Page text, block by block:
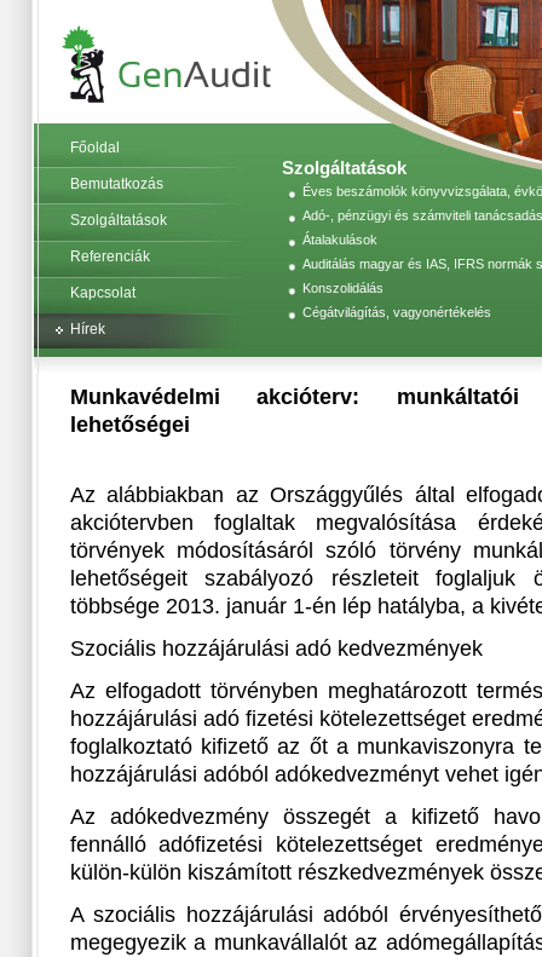
Főoldal
Bemutatkozás
Szolgáltatások
Referenciák
Kapcsolat
Hírek
Szolgáltatások
Éves beszámolók könyvvizsgálata,
Adó-, pénzügyi és számviteli
Átalakulások
Auditálás magyar és IAS, IFRS normák
Konszolidálás
Cégátvilágítás, vagyonértékelés
Munkavédelmi akcióterv:
lehetőségei
Az alábbiakban az Országgyűlés által
akciótervben foglaltak megvalósítása
törvények módosításáról szóló törvény
lehetőségeit szabályozó részleteit foglaljuk
többsége 2013. január 1-én lép hatályba, a
Szociális hozzájárulási adó kedvezmények
Az elfogadott törvényben meghatározott
hozzájárulási adó fizetési kötelezettséget
foglalkoztató kifizető az őt a munkaviszonyra
hozzájárulási adóból adókedvezményt vehet
Az adókedvezmény összegét a kifizető
fennálló adófizetési kötelezettséget
külön-külön kiszámított részkedvezmények
A szociális hozzájárulási adóból
megegyezik a munkavállalót az